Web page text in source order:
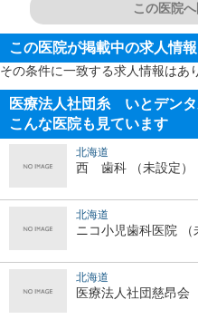
この医院
この医院が掲載中の求人情報
その条件に一致する求人情報はあ
医療法人社団糸 いとデン
こんな医院も見ています
北海道
西 歯科 （未設定）
北海道
ニコ小児歯科医院
北海道
医療法人社団慈昂会